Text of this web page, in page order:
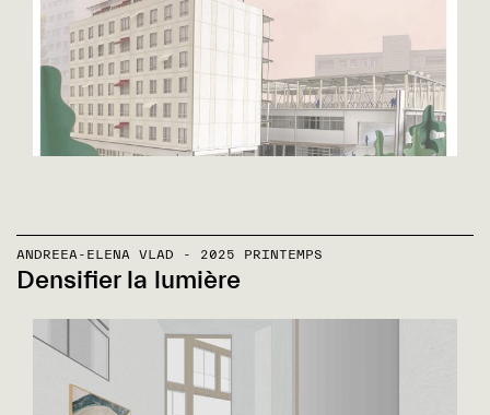
ANDREEA-ELENA VLAD - 2025 PRINTEMPS
Densifier la lumière